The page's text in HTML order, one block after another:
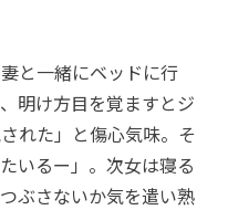
と一緒にベッドに行
明け方目を覚ますとジ
れた」と傷心気味。そ
いるー」。次女は寝る
ぶさないか気を遣い熟